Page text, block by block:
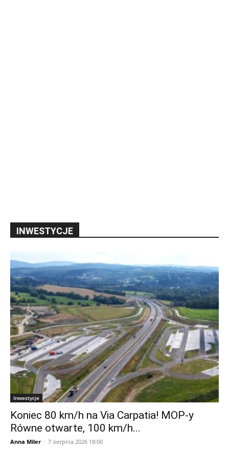
INWESTYCJE
Inwestycje
Koniec 80 km/h na Via Carpatia! MOP-y
Równe otwarte, 100 km/h...
Anna Miler - 7 sierpnia 2026 18:00